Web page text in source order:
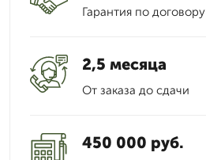
Гарантия по договору
2,5 месяца
От заказа до сдачи
450 000 руб.